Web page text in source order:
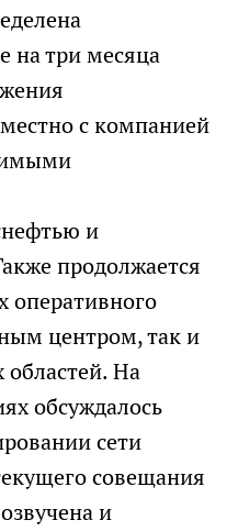
на три месяца
с компанией
и
продолжается
оперативного
центром, так и
областей. На
обсуждалось
сети
совещания
и